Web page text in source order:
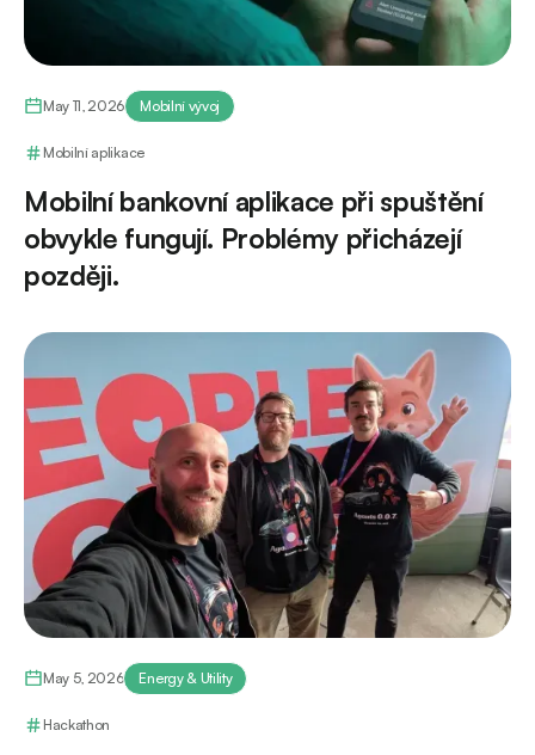
May 11, 2026 Mobilní vývoj
Mobilní aplikace
Mobilní bankovní aplikace při spuštění
obvykle fungují. Problémy přicházejí
později.
May 5, 2026 Energy & Utility
Hackathon